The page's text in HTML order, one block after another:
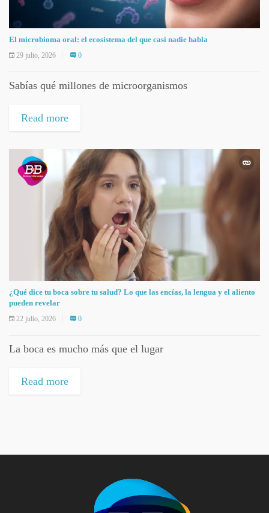
El microbioma oral: el ecosistema del que casi nadie habla
29 julio, 2026 0
Sabías qué millones de microorganismos
Read more
¿Qué dice tu boca sobre tu salud? Lo que las encías, la lengua y el aliento
pueden revelar
22 julio, 2026 0
La boca es mucho más que el lugar
Read more